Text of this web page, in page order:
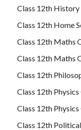
Class 12th
Class 12th Home
Class 12th Maths
Class 12th Maths
Class 12th
Class 12th
Class 12th
Class 12th